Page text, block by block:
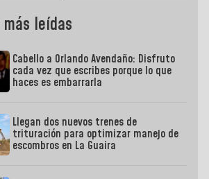
leídas
Cabello a Orlando Avendaño: Disfruto
cada vez que escribes porque lo que
haces es embarrarla
Llegan dos nuevos trenes de
trituración para optimizar manejo de
escombros en La Guaira